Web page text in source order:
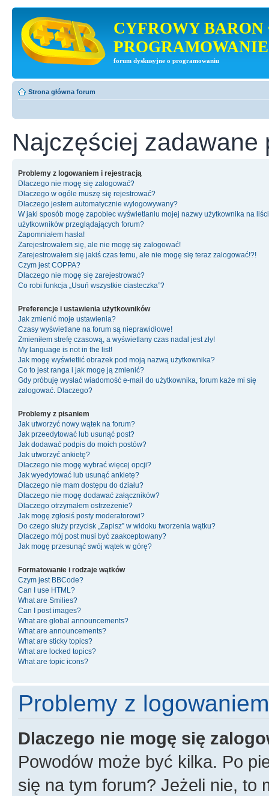
CYFROWY BARON
PROGRAMOWANIE
forum dyskusyjne o programowaniu
Strona główna forum
Najczęściej zadawane
Problemy z logowaniem i rejestracją
Dlaczego nie mogę się zalogować?
Dlaczego w ogóle muszę się rejestrować?
Dlaczego jestem automatycznie wylogowywany?
W jaki sposób mogę zapobiec wyświetlaniu mojej nazwy użytkownika na
użytkowników przeglądających forum?
Zapomniałem hasła!
Zarejestrowałem się, ale nie mogę się zalogować!
Zarejestrowałem się jakiś czas temu, ale nie mogę się teraz zalogować!?!
Czym jest COPPA?
Dlaczego nie mogę się zarejestrować?
Co robi funkcja „Usuń wszystkie ciasteczka”?
Preferencje i ustawienia użytkowników
Jak zmienić moje ustawienia?
Czasy wyświetlane na forum są nieprawidłowe!
Zmieniłem strefę czasową, a wyświetlany czas nadal jest zły!
My language is not in the list!
Jak mogę wyświetlić obrazek pod moją nazwą użytkownika?
Co to jest ranga i jak mogę ją zmienić?
Gdy próbuję wysłać wiadomość e-mail do użytkownika, forum każe mi się
zalogować. Dlaczego?
Problemy z pisaniem
Jak utworzyć nowy wątek na forum?
Jak przeedytować lub usunąć post?
Jak dodawać podpis do moich postów?
Jak utworzyć ankietę?
Dlaczego nie mogę wybrać więcej opcji?
Jak wyedytować lub usunąć ankietę?
Dlaczego nie mam dostępu do działu?
Dlaczego nie mogę dodawać załączników?
Dlaczego otrzymałem ostrzeżenie?
Jak mogę zgłosiś posty moderatorowi?
Do czego służy przycisk „Zapisz” w widoku tworzenia wątku?
Dlaczego mój post musi być zaakceptowany?
Jak mogę przesunąć swój wątek w górę?
Formatowanie i rodzaje wątków
Czym jest BBCode?
Can I use HTML?
What are Smilies?
Can I post images?
What are global announcements?
What are announcements?
What are sticky topics?
What are locked topics?
What are topic icons?
Problemy z
Dlaczego nie mogę się
Powodów może być kilka. Po
się na tym forum? Jeżeli nie, to